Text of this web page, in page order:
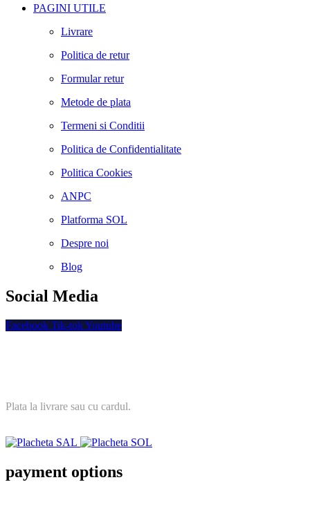
PAGINI UTILE
Livrare
Politica de retur
Formular retur
Metode de plata
Termeni si Conditii
Politica de Confidentialitate
Politica Cookies
ANPC
Platforma SOL
Despre noi
Blog
Social Media
Facebook Tik-tokYoutube
Plata la livrare sau cu cardul.
payment options